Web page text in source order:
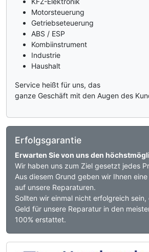
Motorsteuerung
Getriebseteuerung
ABS / ESP
Kombiinstrument
Industrie
Haushalt
Service heißt für uns, das
ganze Geschäft mit den Augen des
Erfolgsgarantie
Erwarten Sie von uns den
Wir haben uns zum Ziel gesetzt jedes
Aus diesem Grund geben wir Ihnen
auf unsere Reparaturen.
Sollten wir einmal nicht erfolgreich sein,
Geld für unsere Reparatur in den
100% erstattet.